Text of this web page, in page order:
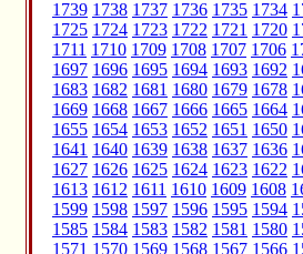
1739 1738 1737 1736 1735 1734
1725 1724 1723 1722 1721 1720
1711 1710 1709 1708 1707 1706
1697 1696 1695 1694 1693 1692
1683 1682 1681 1680 1679 1678
1669 1668 1667 1666 1665 1664
1655 1654 1653 1652 1651 1650
1641 1640 1639 1638 1637 1636
1627 1626 1625 1624 1623 1622
1613 1612 1611 1610 1609 1608
1599 1598 1597 1596 1595 1594
1585 1584 1583 1582 1581 1580
1571 1570 1569 1568 1567 1566